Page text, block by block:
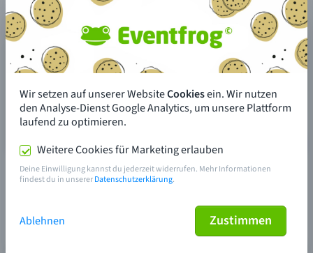
Wir setzen auf unserer WebsiteCookiesein. Wir nutzen
den Analyse-Dienst Google Analytics, um unsere Plattform
laufend zu optimieren.
Weitere Cookies für Marketing erlauben
Deine Einwilligung kannst du jederzeit widerrufen. Mehr Informationen
findest du in unsererDatenschutzerklärung.
Ablehnen Zustimmen